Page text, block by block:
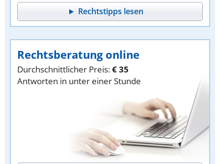
Rechtstipps lesen
Rechtsberatung online
Durchschnittlicher Preis:€ 35
Antworten in unter einer Stunde